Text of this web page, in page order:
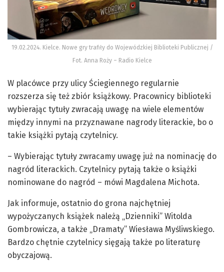
19.02.2024. Kielce. Nowe gry trafiły do Wojewódzkiej Biblioteki Publicznej /
Fot. Anna Roży – Radio Kielce
W placówce przy ulicy Ściegiennego regularnie
rozszerza się też zbiór książkowy. Pracownicy biblioteki
wybierając tytuły zwracają uwagę na wiele elementów
między innymi na przyznawane nagrody literackie, bo o
takie książki pytają czytelnicy.
– Wybierając tytuły zwracamy uwagę już na nominację do
nagród literackich. Czytelnicy pytają także o książki
nominowane do nagród – mówi Magdalena Michota.
Jak informuje, ostatnio do grona najchętniej
wypożyczanych książek należą „Dzienniki” Witolda
Gombrowicza, a także „Dramaty” Wiesława Myśliwskiego.
Bardzo chętnie czytelnicy sięgają także po literaturę
obyczajową.